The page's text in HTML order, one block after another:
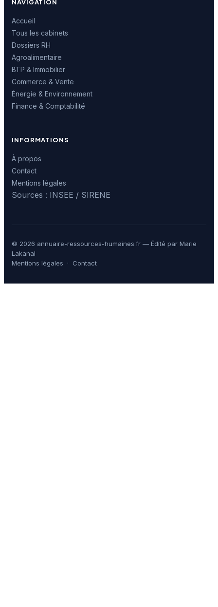
NAVIGATION
Accueil
Tous les cabinets
Dossiers RH
Agroalimentaire
BTP & Immobilier
Commerce & Vente
Énergie & Environnement
Finance & Comptabilité
INFORMATIONS
À propos
Contact
Mentions légales
Sources : INSEE / SIRENE
© 2026 annuaire-ressources-humaines.fr — Édité par Marie
Lakanal
Mentions légales · Contact